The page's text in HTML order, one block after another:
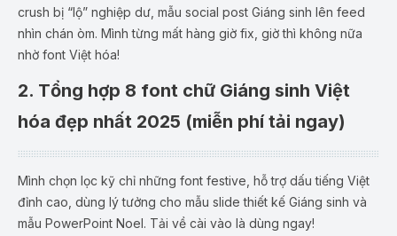
crush bị “lộ” nghiệp dư, mẫu social post Giáng sinh lên feed
nhìn chán òm. Mình từng mất hàng giờ fix, giờ thì không nữa
nhờ font Việt hóa!
2. Tổng hợp 8 font chữ Giáng sinh Việt
hóa đẹp nhất 2025 (miễn phí tải ngay)
Mình chọn lọc kỹ chỉ những font festive, hỗ trợ dấu tiếng Việt
đỉnh cao, dùng lý tưởng cho mẫu slide thiết kế Giáng sinh và
mẫu PowerPoint Noel . Tải về cài vào là dùng ngay!